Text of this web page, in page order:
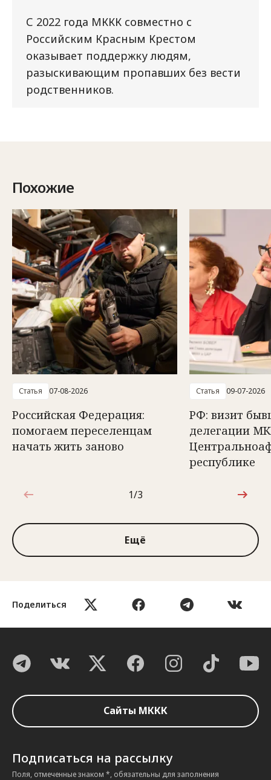
Поделиться
С 2022 года МККК совместно с
Российским Красным Крестом
оказывает поддержку людям,
разыскивающим пропавших без вести
родственников.
Похожие
Статья 07-08-2026
Российская Федерация:
помогаем переселенцам
начать жить заново
Статья 09-07-2026
РФ: визит
делегации
республике
1 из 3
1/3
Ещё
Сайты МККК
Подписаться на рассылку
Поля, отмеченные знаком *, обязательны для заполнения